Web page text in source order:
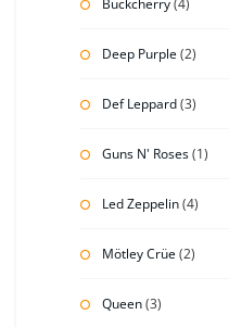
Buckcherry(4)
Deep Purple(2)
Def Leppard(3)
Guns N' Roses(1)
Led Zeppelin(4)
Mötley Crüe(2)
Queen(3)